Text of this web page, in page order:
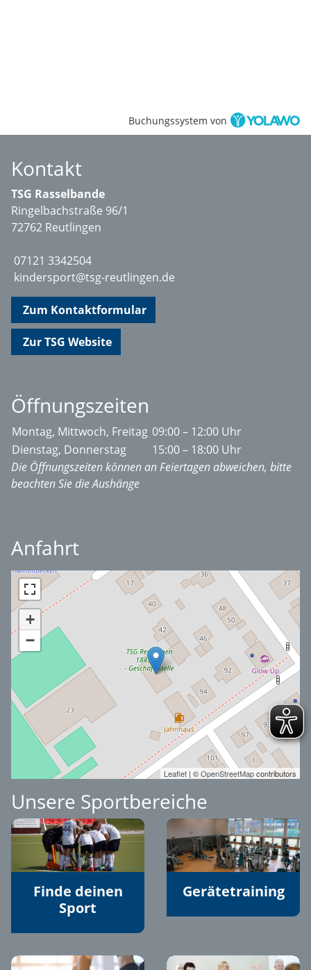
Buchungssystem von
Kontakt
TSG Rasselbande
Ringelbachstraße 96/1
72762 Reutlingen
07121 3342504
kindersport@tsg-reutlingen.de
Zum Kontaktformular
Zur TSG Website
Öffnungszeiten
Montag, Mittwoch, Freitag 09:00 – 12:00 Uhr
Dienstag, Donnerstag
15:00 – 18:00 Uhr
Die Öffnungszeiten können an Feiertagen abweichen, bitte
beachten Sie die Aushänge
Anfahrt
+
−
Leaflet | ©OpenStreetMapcontributors
Unsere Sportbereiche
Finde deinen
Sport
Gerätetraining